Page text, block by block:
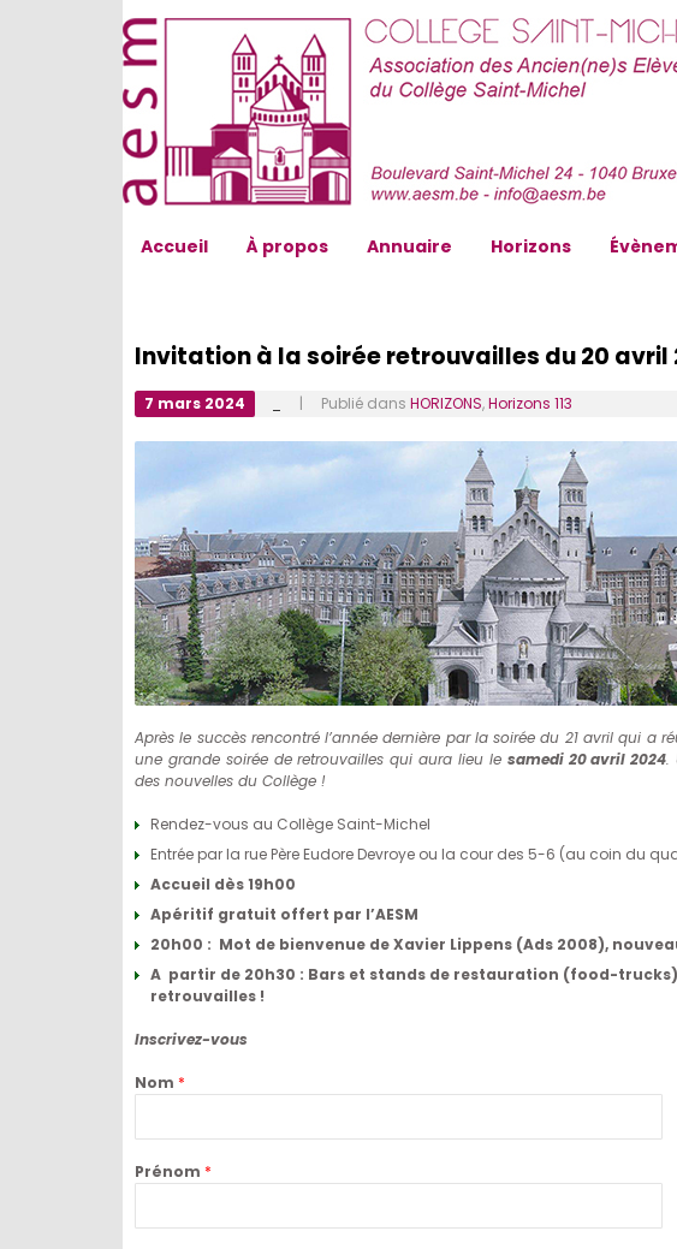
Accueil À propos Annuaire Horizons
Invitation à la soirée retrouvailles du 20 avril
7 mars 2024 | Publié dans HORIZONS,Horizons 113
Après le succès rencontré l’année dernière par la soirée du 21 avril qui a
une grande soirée de retrouvailles qui aura lieu le samedi 20 avril 2024.
des nouvelles du Collège !
Rendez-vous au Collège Saint-Michel
Entrée par la rue Père Eudore Devroye ou la cour des 5-6 (au coin du
Accueil dès 19h00
Apéritif gratuit offert par l’AESM
20h00 : Mot de bienvenue de Xavier Lippens (Ads 2008),
A partir de 20h30 : Bars et stands de restauration (food-
retrouvailles !
Inscrivez-vous
Nom *
Prénom *